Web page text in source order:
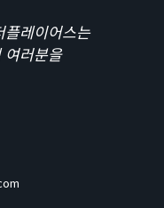
레이어스는
여러분을